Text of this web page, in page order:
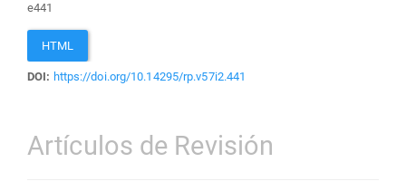
e441
HTML
DOI: https://doi.org/10.14295/rp.v57i2.441
Artículos de Revisión